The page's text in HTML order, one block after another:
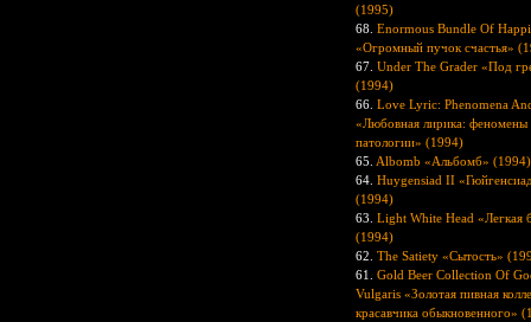
(1995)
68. Enormous Bundle Of
«Огромный пучок счастья»
67. Under The Grader «Под
(1994)
66. Love Lyric: Phenomena
«Любовная лирика: феномены
патологии» (1994)
65. Albomb «Альбомб» (1994)
64. Huygensiad II
(1994)
63. Light White Head «Легкая
(1994)
62. The Satiety «Сытость»
61. Gold Beer Collection Of
Vulgaris «Золотая пивная
красавчика обыкновенного»